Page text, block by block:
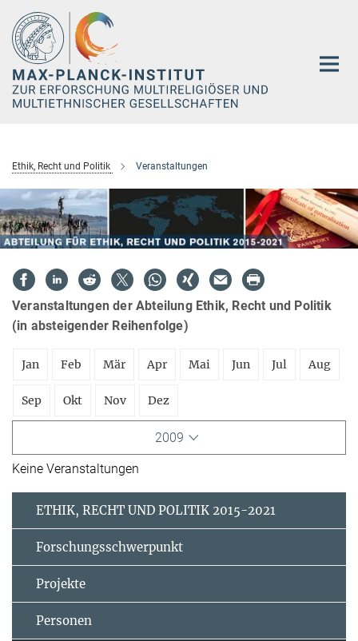
Hauptinhalt
Ethik, Recht und Politik Veranstaltungen
Veranstaltungen der Abteilung Ethik, Recht und Politik
(in absteigender Reihenfolge)
Jan Feb Mär Apr Mai Jun Jul Aug
Sep Okt Nov Dez
2009
Keine Veranstaltungen
ETHIK, RECHT UND POLITIK 2015-2021
Forschungsschwerpunkt
Projekte
Personen